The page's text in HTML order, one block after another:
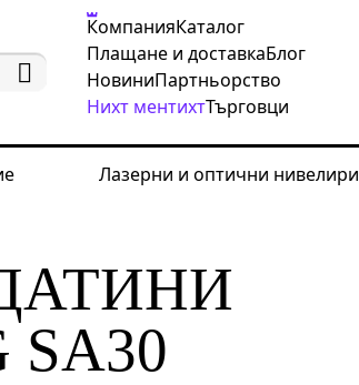
КомпанияКаталог
Плащане и доставкаБлог
НовиниПартньорство
Нихт ментихтТърговци
Лазерни и оптични нивелири
SA30